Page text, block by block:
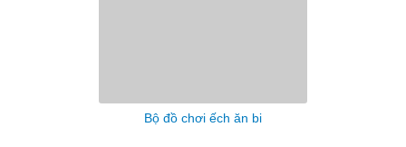
Bộ đồ chơi ếch ăn bi